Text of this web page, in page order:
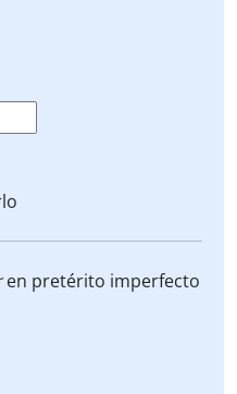
en pretérito imperfecto